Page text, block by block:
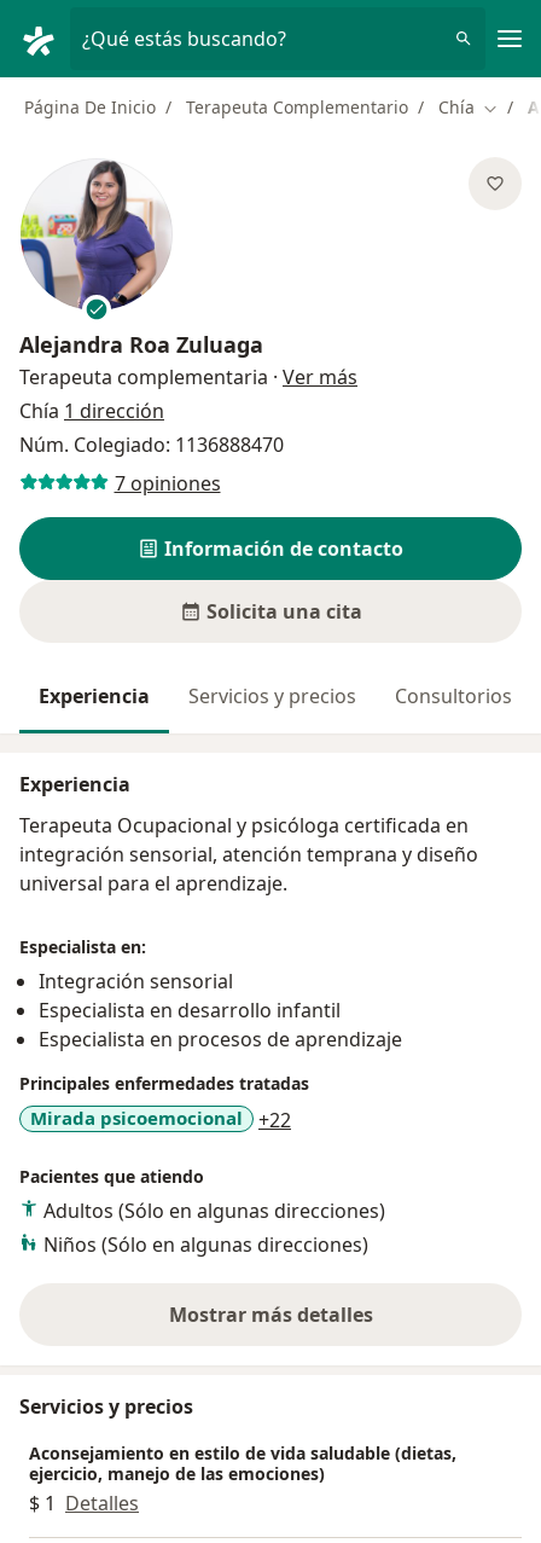
¿Qué estás buscando?
Página De Inicio Terapeuta Complementario Chía
Alejandra Roa Zuluaga
Terapeuta complementaria · Ver más
Chía 1 dirección
Núm. Colegiado: 1136888470
7 opiniones
Información de contacto
Solicita una cita
Experiencia Servicios y precios Consultorios
Experiencia
Terapeuta Ocupacional y psicóloga certificada en
integración sensorial, atención temprana y diseño
universal para el aprendizaje.
Especialista en:
Integración sensorial
Especialista en desarrollo infantil
Especialista en procesos de aprendizaje
Principales enfermedades tratadas
Mirada psicoemocional +22
Pacientes que atiendo
Adultos (Sólo en algunas direcciones)
Niños (Sólo en algunas direcciones)
Mostrar más detalles
sobre la experiencia
Servicios y precios
Aconsejamiento en estilo de vida saludable (dietas,
ejercicio, manejo de las emociones)
$ 1 Detalles